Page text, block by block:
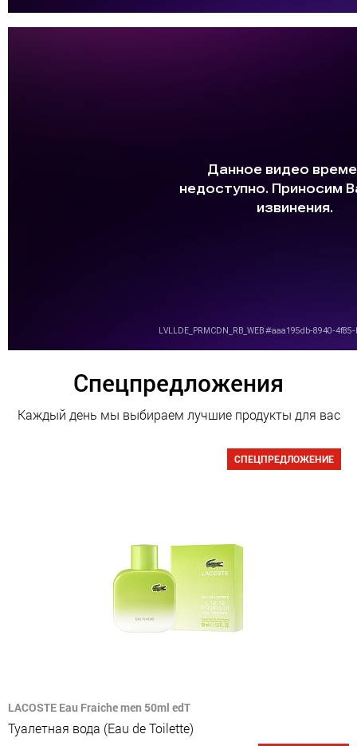
Спецпредложения
Каждый день мы выбираем лучшие продукты для вас
СПЕЦПРЕДЛОЖЕНИЕ
LACOSTE Eau Fraiche men 50ml edT
Туалетная вода (Eau de Toilette)